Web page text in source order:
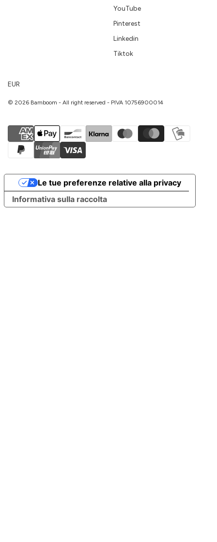
YouTube
Pinterest
Linkedin
Tiktok
EUR
© 2026 Bamboom - All right reserved - PIVA 10756900014
Informativa sulla raccolta
Le tue preferenze relative alla privacy